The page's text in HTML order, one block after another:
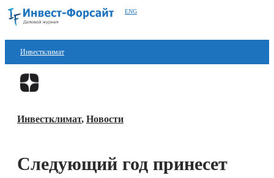
ENG
Инвестклимат
Финансы
Блокчейн
Технологии
Инвестклимат, Новости
Следующий год принесет